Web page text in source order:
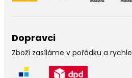
Dopravci
Zboží zasíláme v pořádku a rychle